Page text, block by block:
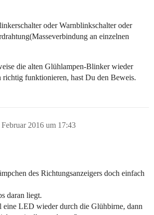
oder Warnblinkschalter oder
an einzelnen
die alten Glühlampen-Blinker wieder
richtig funktionieren, hast Du den Beweis.
Februar 2016 um 17:43
des Richtungsanzeigers doch einfach
daran liegt.
eine LED wieder durch die Glühbirne, dann